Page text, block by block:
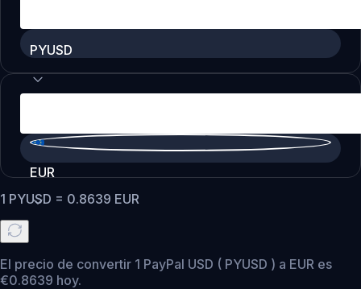
PYUSD
EUR
1 PYUSD = 0.8639 EUR
El precio de convertir 1 PayPal USD ( PYUSD ) a EUR es
€0.8639 hoy.